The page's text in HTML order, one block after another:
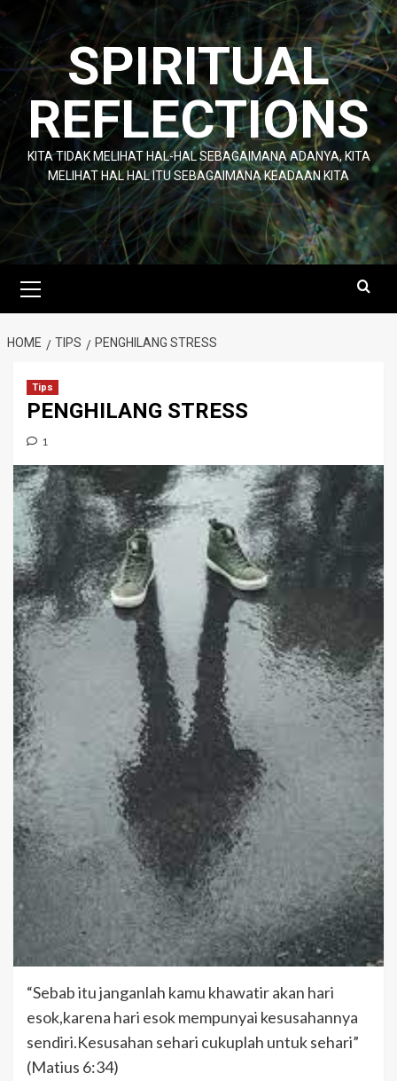
Skip
content
SPIRITUAL
REFLECTIONS
KITA TIDAK MELIHAT HAL-HAL SEBAGAIMANA ADANYA, KITA
MELIHAT HAL HAL ITU SEBAGAIMANA KEADAAN KITA
Menu
HOME TIPS PENGHILANG STRESS
Tips
PENGHILANG STRESS
1
“Sebab itu janganlah kamu khawatir akan hari
esok,karena hari esok mempunyai kesusahannya
sendiri.Kesusahan sehari cukuplah untuk sehari”
(Matius 6:34)